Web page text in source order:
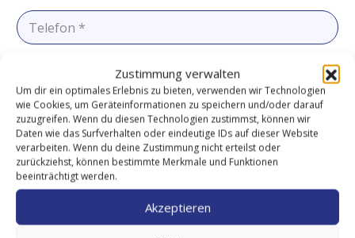
Zustimmung verwalten
Um dir ein optimales Erlebnis zu bieten, verwenden wir Technologien
wie Cookies, um Geräteinformationen zu speichern und/oder darauf
zuzugreifen. Wenn du diesen Technologien zustimmst, können wir
Daten wie das Surfverhalten oder eindeutige IDs auf dieser Website
verarbeiten. Wenn du deine Zustimmung nicht erteilst oder
zurückziehst, können bestimmte Merkmale und Funktionen
beeinträchtigt werden.
Akzeptieren
l
*
T
e
o
n
*
h
e
m
a
*
N
a
c
h
r
i
h